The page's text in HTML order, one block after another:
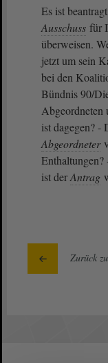
Es ist
Ausschuss für
überweisen.
jetzt um sein
bei den
Bündnis 90/
Abgeordneten
ist dagegen?
Abgeordneter
ist derAntrag
Zurück